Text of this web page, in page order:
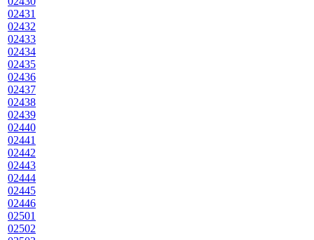
02431
02432
02433
02434
02435
02436
02437
02438
02439
02440
02441
02442
02443
02444
02445
02446
02501
02502